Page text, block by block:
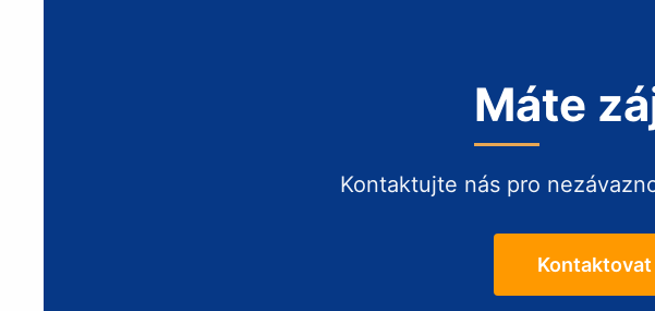
Máte
Kontaktujte nás pro
Kontaktovat